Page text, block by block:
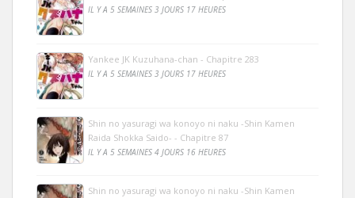
IL Y A 5 SEMAINES 3 JOURS 17 HEURES
Yankee JK Kuzuhana-chan - Chapitre 283
IL Y A 5 SEMAINES 3 JOURS 17 HEURES
Shin no yasuragi wa konoyo ni naku -Shin Kamen
Raida Shokka Saido- - Chapitre 87
IL Y A 5 SEMAINES 4 JOURS 16 HEURES
Shin no yasuragi wa konoyo ni naku -Shin Kamen